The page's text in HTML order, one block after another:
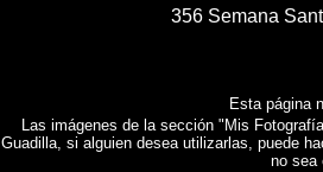
356 Semana
Esta página
Las imágenes de la sección "Mis
Guadilla, si alguien desea utilizarlas, puede
no sea